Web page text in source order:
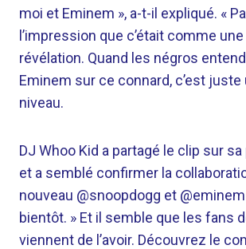
moi et Eminem », a-t-il expliqué. «
l’impression que c’était comme
révélation. Quand les négros
Eminem sur ce connard, c’est
niveau.
DJ Whoo Kid a partagé le clip sur
et a semblé confirmer la
nouveau @snoopdogg et
bientôt. » Et il semble que les fans
viennent de l’avoir. Découvrez le